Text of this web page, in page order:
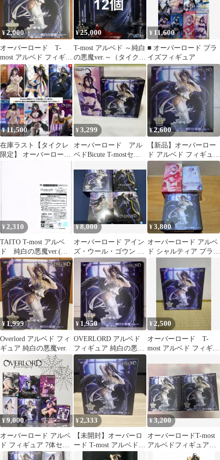
¥2,000
オーバーロード T-
most アルベド フィギュ
ア～純白の悪魔ver.～
送料込
¥25,000
T-most アルベド ～純白
の悪魔ver.～（タイクレ
限定）12個セット
¥ 11,600
■ オーバーロード プラ
イズフィギュア
¥11,500
在庫ラスト【タイクレ
限定】 オーバーロード
アルベド 6種セット
¥3,299
オーバーロード アル
ベドBicute T-mostセッ
¥2,600
【新品】オーバーロー
ド アルベド フィギュア
純白の悪魔ver. T-most
¥ 2,310
TAITO T-most アルベ
ド 純白の悪魔ver.(タ
イクレver.)
¥8,000
オーバーロード アイン
ズ・ウール・ゴウン ア
ルベド フィギュア 4点
¥3,800
オーバーロード アルベ
ド シャルティア プライ
¥ 1,999
Overlord アルベド フィ
ギュア 純白の悪魔ver.
¥ 1,950
OVERLORD アルベド
フィギュア 純白の悪魔
ver.
¥ 2,500
オーバーロード T-
most アルベド フィギュ
¥9,000
オーバーロード アルベ
ド フィギュア 7体セッ
¥2,333
【未開封】オーバーロ
ード T-most アルベド
フィギュア 純白の悪
¥3,200
オーバーロードT-most
アルベドフィギュア～
純白の悪魔ver.～2個